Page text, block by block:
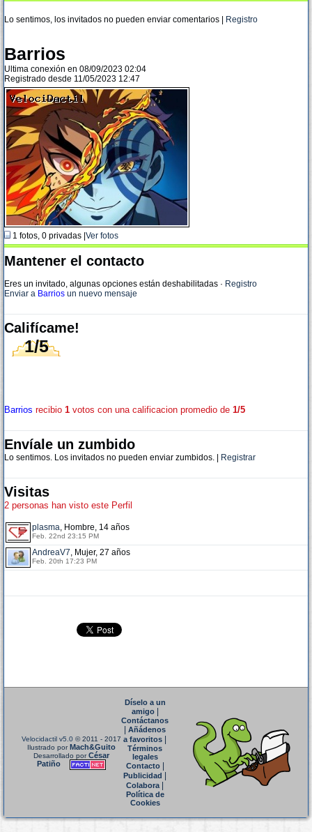
Lo sentimos, los invitados no pueden enviar comentarios | Registro
Barrios
Ultima conexión en 08/09/2023 02:04
Registrado desde 11/05/2023 12:47
1 fotos, 0 privadas | Ver fotos
Mantener el contacto
Eres un invitado, algunas opciones están deshabilitadas · Registro
Enviar a Barrios un nuevo mensaje
Califícame!
1/5
Barrios recibio 1 votos con una calificacion promedio de 1/5
Envíale un zumbido
Lo sentimos. Los invitados no pueden enviar zumbidos. | Registrar
Visitas
2 personas han visto este Perfil
plasma, Hombre, 14 años
Feb. 22nd 23:15 PM
AndreaV7, Mujer, 27 años
Feb. 20th 17:23 PM
Velocidactil v5.0 © 2011 - 2017
Ilustrado porMach&Guito
Desarrollado porCésar
Patiño
Díselo a un
amigo|
Contáctanos
Añádenos
a favoritos
Términos
legales
Contacto|
Publicidad
Colabora|
Política de
Cookies